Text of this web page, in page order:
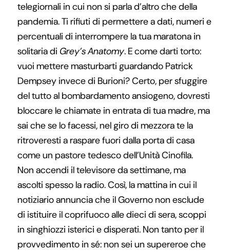
telegiornali in cui non si parla d’altro che della
pandemia. Ti rifiuti di permettere a dati, numeri e
percentuali di interrompere la tua maratona in
solitaria di Grey’s Anatomy. E come darti torto:
vuoi mettere masturbarti guardando Patrick
Dempsey invece di Burioni? Certo, per sfuggire
del tutto al bombardamento ansiogeno, dovresti
bloccare le chiamate in entrata di tua madre, ma
sai che se lo facessi, nel giro di mezzora te la
ritroveresti a raspare fuori dalla porta di casa
come un pastore tedesco dell’Unità Cinofila.
Non accendi il televisore da settimane, ma
ascolti spesso la radio. Così, la mattina in cui il
notiziario annuncia che il Governo non esclude
di istituire il coprifuoco alle dieci di sera, scoppi
in singhiozzi isterici e disperati. Non tanto per il
provvedimento in sé: non sei un supereroe che